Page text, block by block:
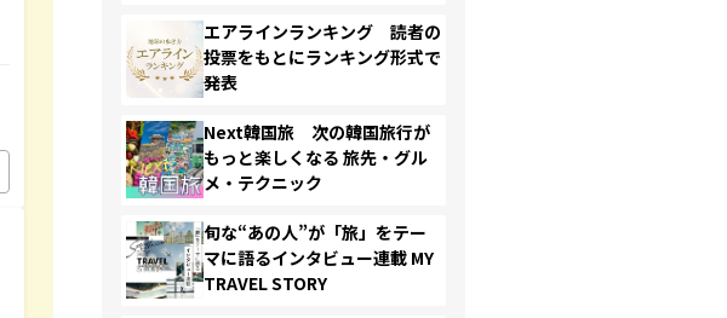
エアラインランキング 読者の
投票をもとにランキング形式で
発表
Next韓国旅 次の韓国旅行が
もっと楽しくなる 旅先・グル
メ・テクニック
旬な“あの人”が「旅」をテー
マに語るインタビュー連載 MY
TRAVEL STORY